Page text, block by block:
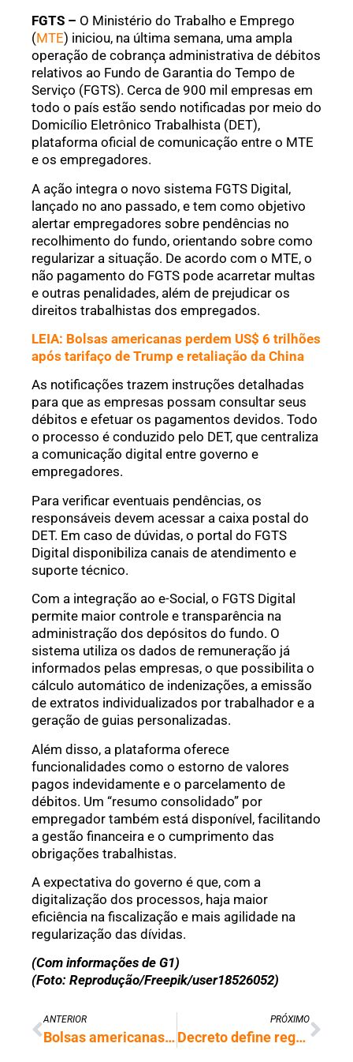
FGTS – O Ministério do Trabalho e Emprego
(MTE) iniciou, na última semana, uma ampla
operação de cobrança administrativa de débitos
relativos ao Fundo de Garantia do Tempo de
Serviço (FGTS). Cerca de 900 mil empresas em
todo o país estão sendo notificadas por meio do
Domicílio Eletrônico Trabalhista (DET),
plataforma oficial de comunicação entre o MTE
e os empregadores.
A ação integra o novo sistema FGTS Digital,
lançado no ano passado, e tem como objetivo
alertar empregadores sobre pendências no
recolhimento do fundo, orientando sobre como
regularizar a situação. De acordo com o MTE, o
não pagamento do FGTS pode acarretar multas
e outras penalidades, além de prejudicar os
direitos trabalhistas dos empregados.
LEIA: Bolsas americanas perdem US$ 6 trilhões
após tarifaço de Trump e retaliação da China
As notificações trazem instruções detalhadas
para que as empresas possam consultar seus
débitos e efetuar os pagamentos devidos. Todo
o processo é conduzido pelo DET, que centraliza
a comunicação digital entre governo e
empregadores.
Para verificar eventuais pendências, os
responsáveis devem acessar a caixa postal do
DET. Em caso de dúvidas, o portal do FGTS
Digital disponibiliza canais de atendimento e
suporte técnico.
Com a integração ao e-Social, o FGTS Digital
permite maior controle e transparência na
administração dos depósitos do fundo. O
sistema utiliza os dados de remuneração já
informados pelas empresas, o que possibilita o
cálculo automático de indenizações, a emissão
de extratos individualizados por trabalhador e a
geração de guias personalizadas.
Além disso, a plataforma oferece
funcionalidades como o estorno de valores
pagos indevidamente e o parcelamento de
débitos. Um “resumo consolidado” por
empregador também está disponível, facilitando
a gestão financeira e o cumprimento das
obrigações trabalhistas.
A expectativa do governo é que, com a
digitalização dos processos, haja maior
eficiência na fiscalização e mais agilidade na
regularização das dívidas.
(Com informações de G1)
(Foto: Reprodução/Freepik/user18526052)
ANTERIOR
Bolsas americanas perdem US$ 6 trilhões após tarifaço de Trump e retaliação da China
PRÓXIMO
Decreto define regras de compartilhamento de dados de cidadãos entre órgãos federais e prestadoras de serviços